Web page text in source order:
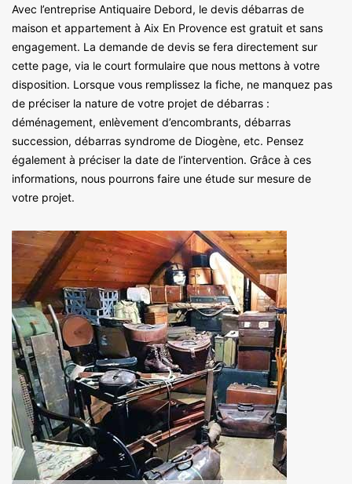
Avec l’entreprise Antiquaire Debord, le devis débarras de
maison et appartement à Aix En Provence est gratuit et sans
engagement. La demande de devis se fera directement sur
cette page, via le court formulaire que nous mettons à votre
disposition. Lorsque vous remplissez la fiche, ne manquez pas
de préciser la nature de votre projet de débarras :
déménagement, enlèvement d’encombrants, débarras
succession, débarras syndrome de Diogène, etc. Pensez
également à préciser la date de l’intervention. Grâce à ces
informations, nous pourrons faire une étude sur mesure de
votre projet.